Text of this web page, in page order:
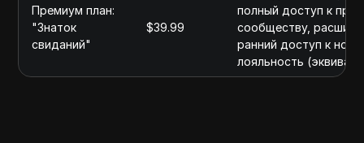
Премиум план:
"Знаток
свиданий"
$39.99
полный доступ к
сообществу,
ранний доступ к
лояльность